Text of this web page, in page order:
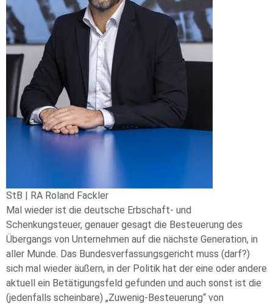
StB | RA Roland Fackler
Mal wieder ist die deutsche Erbschaft- und
Schenkungsteuer, genauer gesagt die Besteuerung des
Übergangs von Unternehmen auf die nächste Generation, in
aller Munde. Das Bundesverfassungsgericht muss (darf?)
sich mal wieder äußern, in der Politik hat der eine oder andere
aktuell ein Betätigungsfeld gefunden und auch sonst ist die
(jedenfalls scheinbare) „Zuwenig-Besteuerung“ von